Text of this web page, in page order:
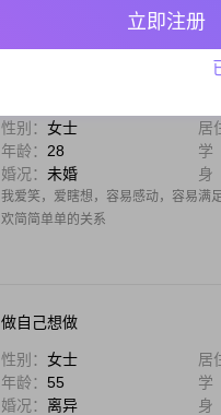
性别： 女士 居
年龄： 28 学
婚况： 未婚 身
我爱笑，爱瞎想，容易感动，容易满
欢简简单单的关系
做自己想做
性别： 女士 居
年龄： 55 学
婚况： 离异 身
立即注册